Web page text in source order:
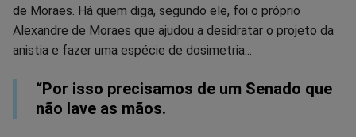
de Moraes. Há quem diga, segundo ele, foi o próprio
Alexandre de Moraes que ajudou a desidratar o projeto da
anistia e fazer uma espécie de dosimetria...
“Por isso precisamos de um Senado que
não lave as mãos.